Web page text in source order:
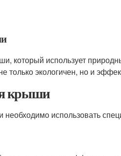
который использует
только экологичен, но и
крыши
использовать